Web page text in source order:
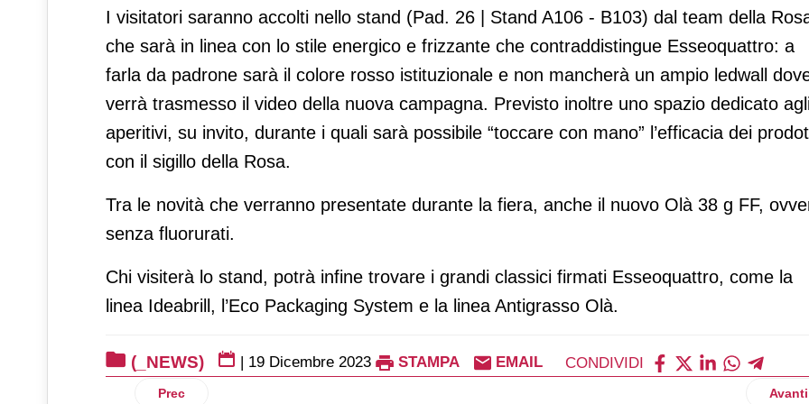
I visitatori saranno accolti nello stand (Pad. 26 | Stand A106 - B103) dal team della
che sarà in linea con lo stile energico e frizzante che contraddistingue Esseoquattro: a
farla da padrone sarà il colore rosso istituzionale e non mancherà un ampio ledwall
verrà trasmesso il video della nuova campagna. Previsto inoltre uno spazio dedicato
aperitivi, su invito, durante i quali sarà possibile “toccare con mano” l’efficacia dei
con il sigillo della Rosa.
Tra le novità che verranno presentate durante la fiera, anche il nuovo Olà 38 g FF,
senza fluorurati.
Chi visiterà lo stand, potrà infine trovare i grandi classici firmati Esseoquattro, come la
linea Ideabrill, l’Eco Packaging System e la linea Antigrasso Olà.
(_NEWS) | 19 Dicembre 2023 STAMPA EMAIL CONDIVIDI
Articolo precedente: Fiorentini torna in tv con il suo Peanut Butter spaziale
Prec Avanti